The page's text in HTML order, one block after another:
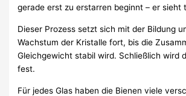
gerade erst zu erstarren beginnt – er sieht
Dieser Prozess setzt sich mit der Bildung
Wachstum der Kristalle fort, bis die
Gleichgewicht stabil wird. Schließlich wird
fest.
Für jedes Glas haben die Bienen viele